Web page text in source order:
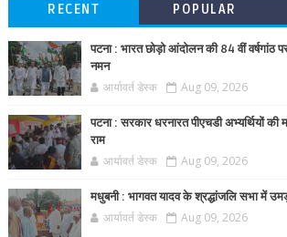
RECENT POPULAR
पटना : भारत छोड़ो आंदोलन की 84 वीं वर्षगांठ
नमन
आर्यावर्त डेस्क Aug 09, 2026
पटना : सरकार धरनारत पीएचडी अभ्यर्थियों
राम
आर्यावर्त डेस्क Aug 09, 2026
मधुबनी : भागवत यादव के श्रद्धांजलि सभा में
आर्यावर्त डेस्क Aug 09, 2026